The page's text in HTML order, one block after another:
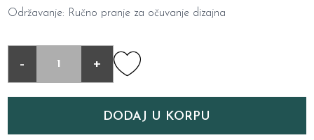
Održavanje: Ručno pranje za očuvanje dizajna
- +
DODAJ U KORPU